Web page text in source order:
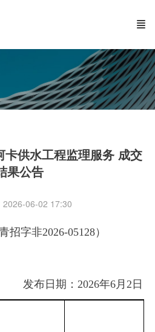
供水工程监理服务 成交
果公告
2026-06-02 17:30
招字非2026-05128）
2026年6月2日